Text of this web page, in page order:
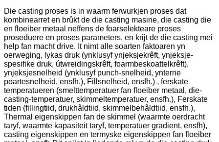
Die casting proses is in waarm ferwurkjen proses dat
kombinearret en brûkt de die casting masine, die casting die
en floeiber metaal neffens de foarselekteare proses
proseduere en proses parameters, en krijt de die casting mei
help fan macht drive. It nimt alle soarten faktoaren yn
oerweging, lykas druk (ynklusyf ynjeksjekrêft, ynjeksje-
spesifike druk, útwreidingskrêft, foarmbeskoattelkrêft),
ynjeksjesnelheid (ynklusyf punch-snelheid, ynterne
poartesnelheid, ensfh.), Fillsnelheid, ensfh.) , ferskate
temperatueren (smelttemperatuer fan floeiber metaal, die-
casting-temperatuer, skimmeltemperatuer, ensfh.), Ferskate
tiden (fillingtiid, drukhâldtiid, skimmelbehâldtiid, ensfh.),
Thermal eigenskippen fan de skimmel (waarmte oerdracht
taryf, waarmte kapasiteit taryf, temperatuer gradient, ensfh),
casting eigenskippen en termyske eigenskippen fan floeiber